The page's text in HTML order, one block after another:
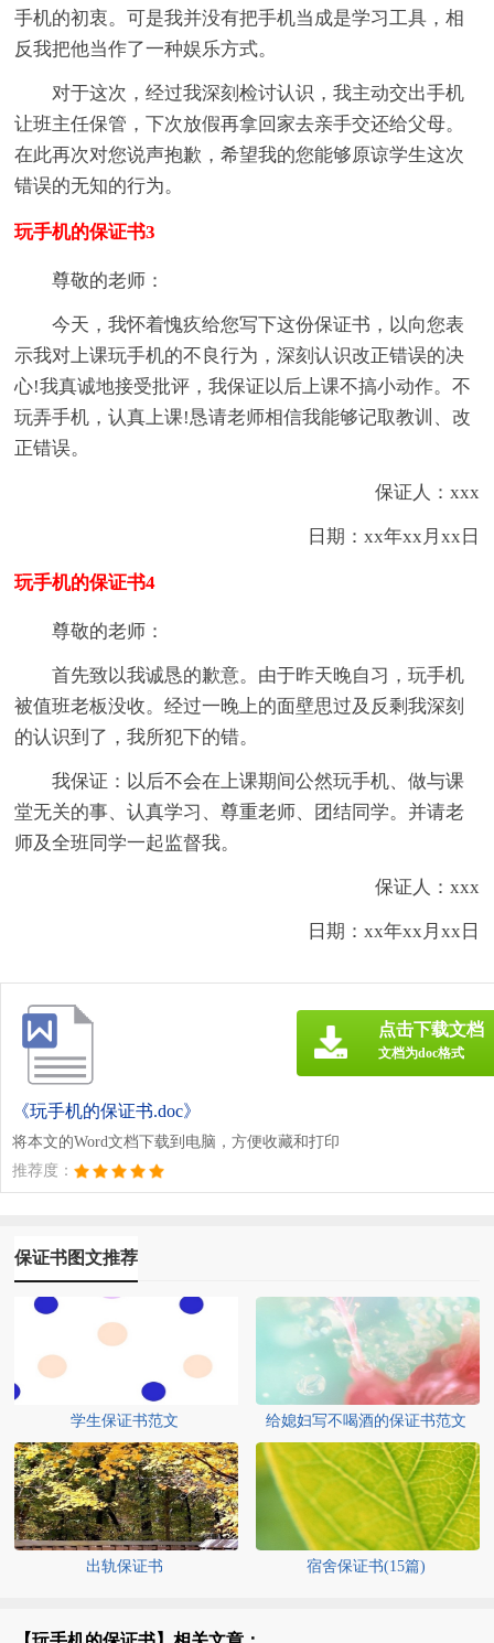
手机的初衷。可是我并没有把手机当成是学习工具，相
反我把他当作了一种娱乐方式。
对于这次，经过我深刻检讨认识，我主动交出手机
让班主任保管，下次放假再拿回家去亲手交还给父母。
在此再次对您说声抱歉，希望我的您能够原谅学生这次
错误的无知的行为。
玩手机的保证书3
尊敬的老师：
今天，我怀着愧疚给您写下这份保证书，以向您表
示我对上课玩手机的不良行为，深刻认识改正错误的决
心!我真诚地接受批评，我保证以后上课不搞小动作。不
玩弄手机，认真上课!恳请老师相信我能够记取教训、改
正错误。
保证人：xxx
日期：xx年xx月xx日
玩手机的保证书4
尊敬的老师：
首先致以我诚恳的歉意。由于昨天晚自习，玩手机
被值班老板没收。经过一晚上的面壁思过及反剩我深刻
的认识到了，我所犯下的错。
我保证：以后不会在上课期间公然玩手机、做与课
堂无关的事、认真学习、尊重老师、团结同学。并请老
师及全班同学一起监督我。
保证人：xxx
日期：xx年xx月xx日
《玩手机的保证书.doc》
将本文的Word文档下载到电脑，方便收藏和打印
推荐度：
点击下载文档
文档为doc格式
保证书图文推荐
学生保证书范文
给媳妇写不喝酒的保证书范文
（通用6篇）
出轨保证书 宿舍保证书(15篇)